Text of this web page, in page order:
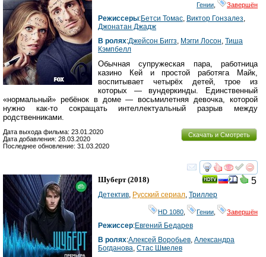
Гении
Завершён
Режиссеры:Бетси Томас Виктор Гонзалез
Джонатан Джадж
В ролях:Джейсон Биггз Мэгги Лосон Тиша
Кэмпбелл
Обычная супружеская пара, работница
казино Кей и простой работяга Майк,
воспитывает четырёх детей, трое из
которых — вундеркинды. Единственный
«нормальный» ребёнок в доме — восьмилетняя девочка, которой
нужно как-то сокращать интеллектуальный разрыв между
родственниками.
Скачать и Смотреть
Дата выхода фильма: 23.01.2020
Дата добавления: 28.03.2020
Последнее обновление: 31.03.2020
смотреть
5
Шуберт(2018)
Детектив Русский сериал Триллер
HD 1080 Гении Завершён
Режиссер:Евгений Бедарев
В ролях:Алексей Воробьев Александра
Богданова Стас Шмелев